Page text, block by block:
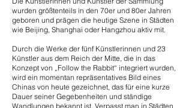
wurden größtenteils in den 70er und 80er Jahren
geboren und prägen die heutige Szene in Städten
wie Beijing, Shanghai oder Hangzhou aktiv mit.
Durch die Werke der fünf Künstlerinnen und 23
Künstler aus dem Reich der Mitte, die in das
Konzept von „Follow the Rabbit“ integriert wurden,
wird ein momentan repräsentatives Bild eines
Chinas von heute gezeichnet, das für eine kurze
Dauer seiner Gegebenheiten und ständige
Wandlungen bekannt ist. Verpasst man in Städten